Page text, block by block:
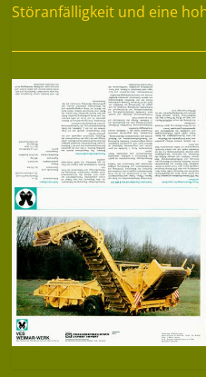
Störanfälligkeit und eine